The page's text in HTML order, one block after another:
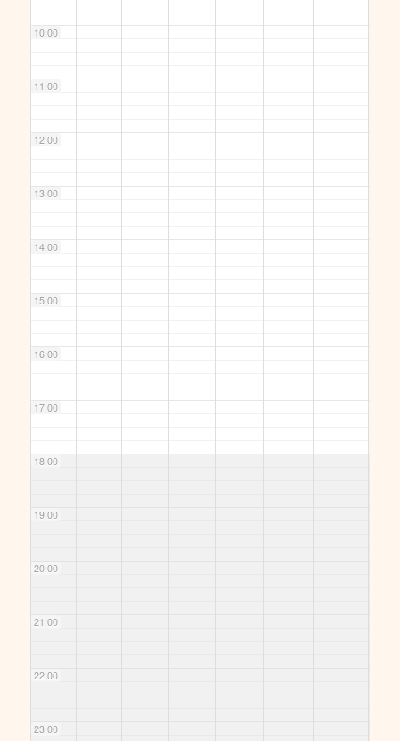
10:00
11:00
12:00
13:00
14:00
15:00
16:00
17:00
18:00
19:00
20:00
21:00
22:00
23:00